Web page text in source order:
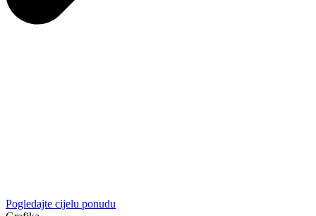
Pogledajte cijelu ponudu